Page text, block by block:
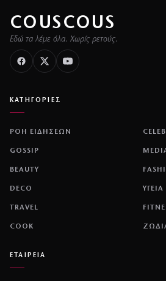
COUSCOUS
Εδώ τα λέμε όλα. Χωρίς ρετούς.
ΚΑΤΗΓΟΡΙΕΣ
ΡΟΗ ΕΙΔΗΣΕΩΝ
GOSSIP
BEAUTY
DECO ΥΓΕΙΑ
TRAVEL
COOK
ΕΤΑΙΡΕΙΑ